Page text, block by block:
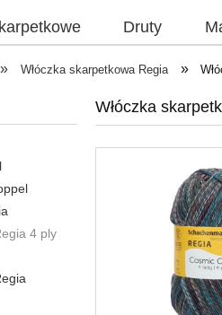
Druty
» Włóczka skarpetkowa Regia »
4 ply
Włóczka